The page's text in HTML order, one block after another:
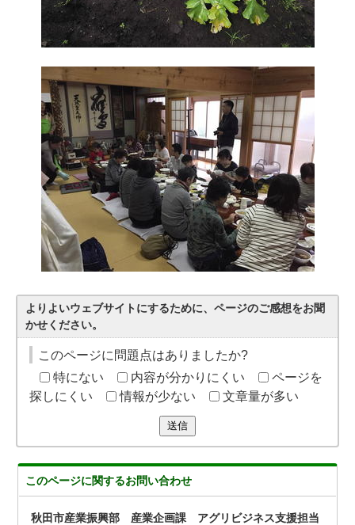
よりよいウェブサイトにするために、ページのご感想をお聞
かせください。
このページに問題点はありましたか?
特にない
内容が分かりにくい
ページを
探しにくい
情報が少ない 文章量が多い
送信
このページに関するお問い合わせ
秋田市産業振興部 産業企画課 アグリビジネス支援担当